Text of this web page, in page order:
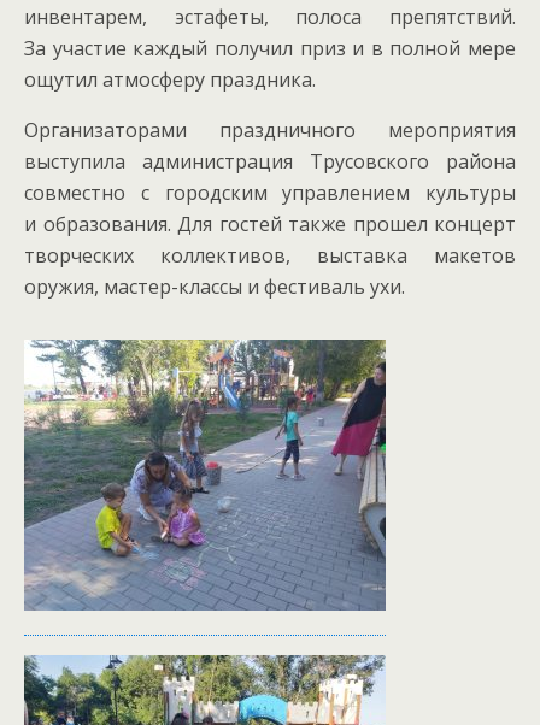
инвентарем, эстафеты, полоса препятствий.
За участие каждый получил приз и в полной мере
ощутил атмосферу праздника.
Организаторами праздничного мероприятия
выступила администрация Трусовского района
совместно с городским управлением культуры
и образования. Для гостей также прошел концерт
творческих коллективов, выставка макетов
оружия, мастер-классы и фестиваль ухи.